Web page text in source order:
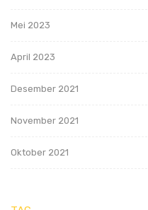
Mei 2023
April 2023
Desember 2021
November 2021
Oktober 2021